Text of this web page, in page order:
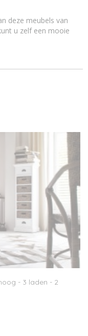
deze meubels van
u zelf een mooie
- 3 laden - 2